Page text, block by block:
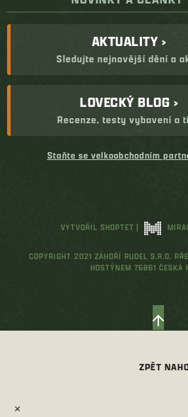
AKTUALITY ›
Sledujte nejnovější dění a
LOVECKÝ BLOG ›
Recenze, testy vybavení a
Staňte se velkoobchodním
VYTVOŘIL SHOPTET |
COPYRIGHT 2021 ZÁHOŘÍ RUDEL S.R.O.
HOSTÝNEM 76861 ČESKÁ
×